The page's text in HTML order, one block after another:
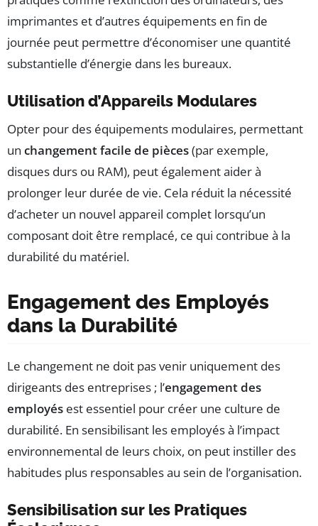
imprimantes et d’autres équipements en fin de
journée peut permettre d’économiser une quantité
substantielle d’énergie dans les bureaux.
Utilisation d’Appareils Modulares
Opter pour des équipements modulaires, permettant
un changement facile de pièces(par exemple,
disques durs ou RAM), peut également aider à
prolonger leur durée de vie. Cela réduit la nécessité
d’acheter un nouvel appareil complet lorsqu’un
composant doit être remplacé, ce qui contribue à la
durabilité du matériel.
Engagement des Employés
dans la Durabilité
Le changement ne doit pas venir uniquement des
dirigeants des entreprises ; l’engagement des
employés est essentiel pour créer une culture de
durabilité. En sensibilisant les employés à l’impact
environnemental de leurs choix, on peut instiller des
habitudes plus responsables au sein de l’organisation.
Sensibilisation sur les Pratiques